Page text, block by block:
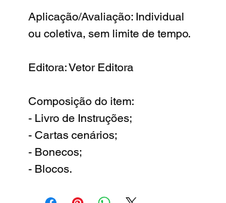
Aplicação/Avaliação: Individual
ou coletiva, sem limite de tempo.
Editora: Vetor Editora
Composição do item:
- Livro de Instruções;
- Cartas cenários;
- Bonecos;
- Blocos.